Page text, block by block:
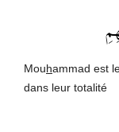
Mouhammad est
dans leur totalité